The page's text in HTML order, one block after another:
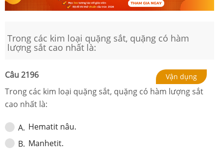
Trong các kim loại quặng sắt, quặng có hàm
lượng sắt cao nhất là:
Câu 2196 Vận dụng
Trong các kim loại quặng sắt, quặng có hàm lượng sắt
cao nhất là:
A. Hematit nâu.
B. Manhetit.